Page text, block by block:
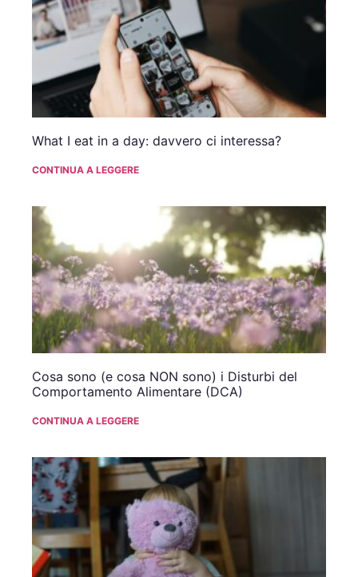
What I eat in a day: davvero ci interessa?
CONTINUA A LEGGERE
Cosa sono (e cosa NON sono) i Disturbi del
Comportamento Alimentare (DCA)
CONTINUA A LEGGERE